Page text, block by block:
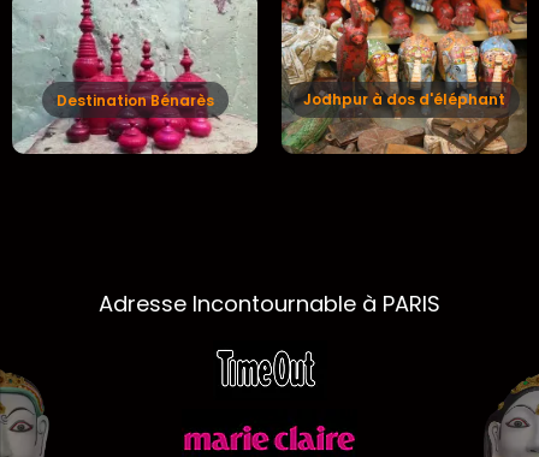
Destination Bénarès Jodhpur à dos d'éléphant
Adresse Incontournable à PARIS